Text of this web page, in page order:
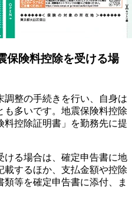
保険料控除を受ける場
整の手続きを行い、自身は
多いです。地震保険料控除
料控除証明書」を勤務先に提
ける場合は、確定申告書に地
載するほか、支払金額や控除
等を確定申告書に添付、ま